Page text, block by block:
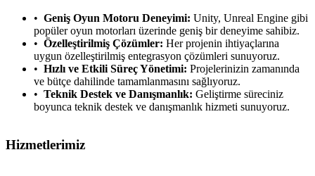
Geniş Oyun Motoru Deneyimi: Unity, Unreal Engine gibi
popüler oyun motorları üzerinde geniş bir deneyime sahibiz.
Özelleştirilmiş Çözümler: Her projenin ihtiyaçlarına
uygun özelleştirilmiş entegrasyon çözümleri sunuyoruz.
Hızlı ve Etkili Süreç Yönetimi: Projelerinizin zamanında
ve bütçe dahilinde tamamlanmasını sağlıyoruz.
Teknik Destek ve Danışmanlık: Geliştirme süreciniz
boyunca teknik destek ve danışmanlık hizmeti sunuyoruz.
Hizmetlerimiz